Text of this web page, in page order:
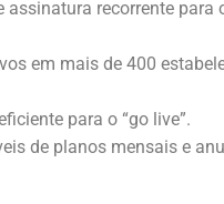
assinatura recorrente para
em mais de 400
para o “go live”.
de planos mensais e